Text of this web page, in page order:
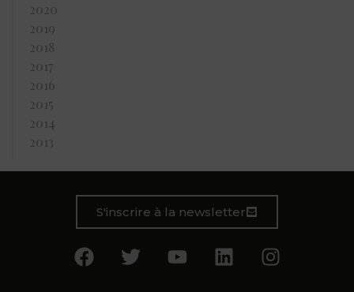
2020
2019
2018
2017
2016
2015
2014
2013
S'inscrire à la newsletter